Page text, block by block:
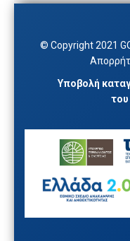
© Copyright 2021
Υποβολή